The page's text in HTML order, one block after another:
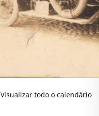
Visualizar todo o calendário